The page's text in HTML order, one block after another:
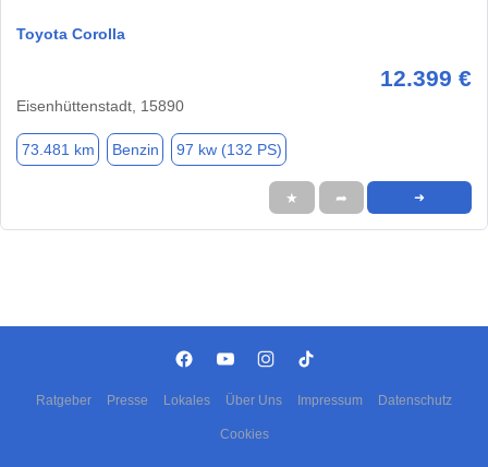
Toyota Corolla
12.399 €
Eisenhüttenstadt, 15890
73.481 km Benzin 97 kw (132 PS)
★ ➦ ➜
Ratgeber Presse Lokales Über Uns Impressum Datenschutz
Cookies